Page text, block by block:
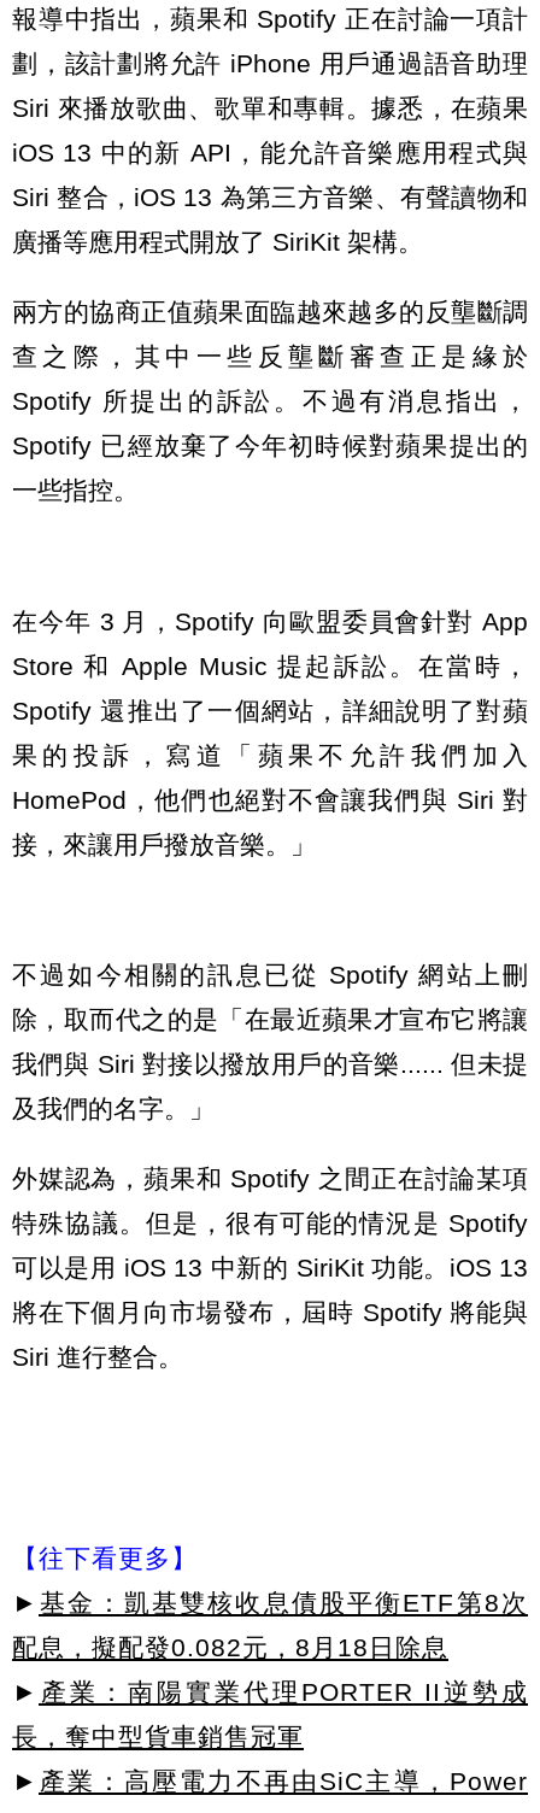
報導中指出，蘋果和 Spotify 正在討論一項計
劃，該計劃將允許 iPhone 用戶通過語音助理
Siri 來播放歌曲、歌單和專輯。據悉，在蘋果
iOS 13 中的新 API，能允許音樂應用程式與
Siri 整合，iOS 13 為第三方音樂、有聲讀物和
廣播等應用程式開放了 SiriKit 架構。
兩方的協商正值蘋果面臨越來越多的反壟斷調
查之際，其中一些反壟斷審查正是緣於
Spotify 所提出的訴訟。不過有消息指出，
Spotify 已經放棄了今年初時候對蘋果提出的
一些指控。
在今年 3 月，Spotify 向歐盟委員會針對 App
Store 和 Apple Music 提起訴訟。在當時，
Spotify 還推出了一個網站，詳細說明了對蘋
果的投訴，寫道「蘋果不允許我們加入
HomePod，他們也絕對不會讓我們與 Siri 對
接，來讓用戶撥放音樂。」
不過如今相關的訊息已從 Spotify 網站上刪
除，取而代之的是「在最近蘋果才宣布它將讓
我們與 Siri 對接以撥放用戶的音樂...... 但未提
及我們的名字。」
外媒認為，蘋果和 Spotify 之間正在討論某項
特殊協議。但是，很有可能的情況是 Spotify
可以是用 iOS 13 中新的 SiriKit 功能。iOS 13
將在下個月向市場發布，屆時 Spotify 將能與
Siri 進行整合。
【往下看更多】
► 基金：凱基雙核收息債股平衡ETF第8次
配息，擬配發0.082元，8月18日除息
► 產業：南陽實業代理PORTER II逆勢成
長，奪中型貨車銷售冠軍
► 產業：高壓電力不再由SiC主導，Power